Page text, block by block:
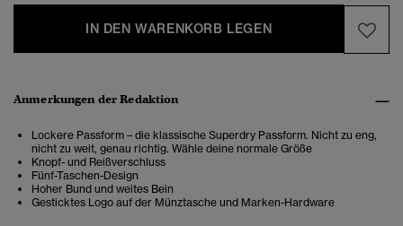
IN DEN WARENKORB LEGEN
Anmerkungen der Redaktion
Lockere Passform – die klassische Superdry Passform. Nicht zu eng,
nicht zu weit, genau richtig. Wähle deine normale Größe
Knopf- und Reißverschluss
Fünf-Taschen-Design
Hoher Bund und weites Bein
Gesticktes Logo auf der Münztasche und Marken-Hardware